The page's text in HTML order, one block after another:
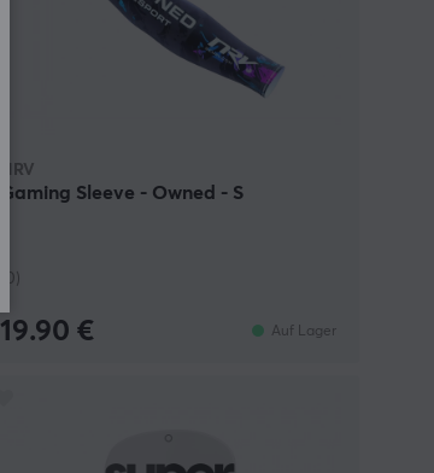
NRV
Gaming Sleeve - Owned - S
(0)
19.90 € Auf Lager